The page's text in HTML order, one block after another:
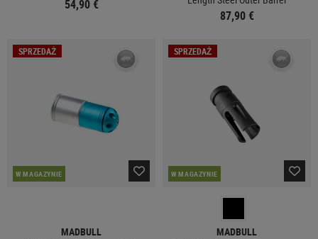
54,90 €
87,90 €
SPRZEDAŻ
W MAGAZYNIE
MADBULL
SPRZEDAŻ
W MAGAZYNIE
MADBULL